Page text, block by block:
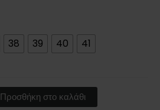
38 39 40 41
Προσθήκη στο καλάθι